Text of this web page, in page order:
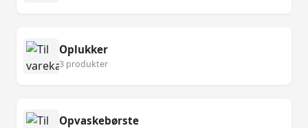
Oplukker
3 produkter
Opvaskebørste